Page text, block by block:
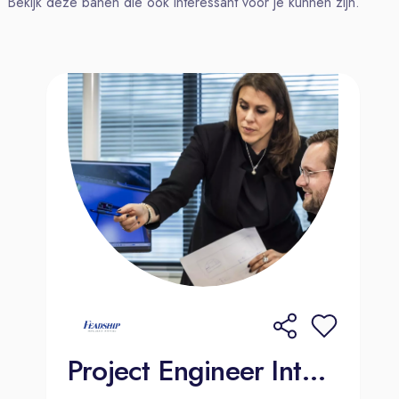
Zelfstandig kunnen werken aan de
veilig kunnen hijsen en verplaatsen
van lasten;
Veilige- en efficiënt werken;
Een gezonde werkmentaliteit: je komt
graag naar je werk, maar vind
je werk-privé balans ook belangrijk;.
Jouw vaardigheden:
Communiceren in het Nederlands en
Ons aanbod
Goede Arbeidsvoorwaarden: Project Engineer Interieur | Moordrecht